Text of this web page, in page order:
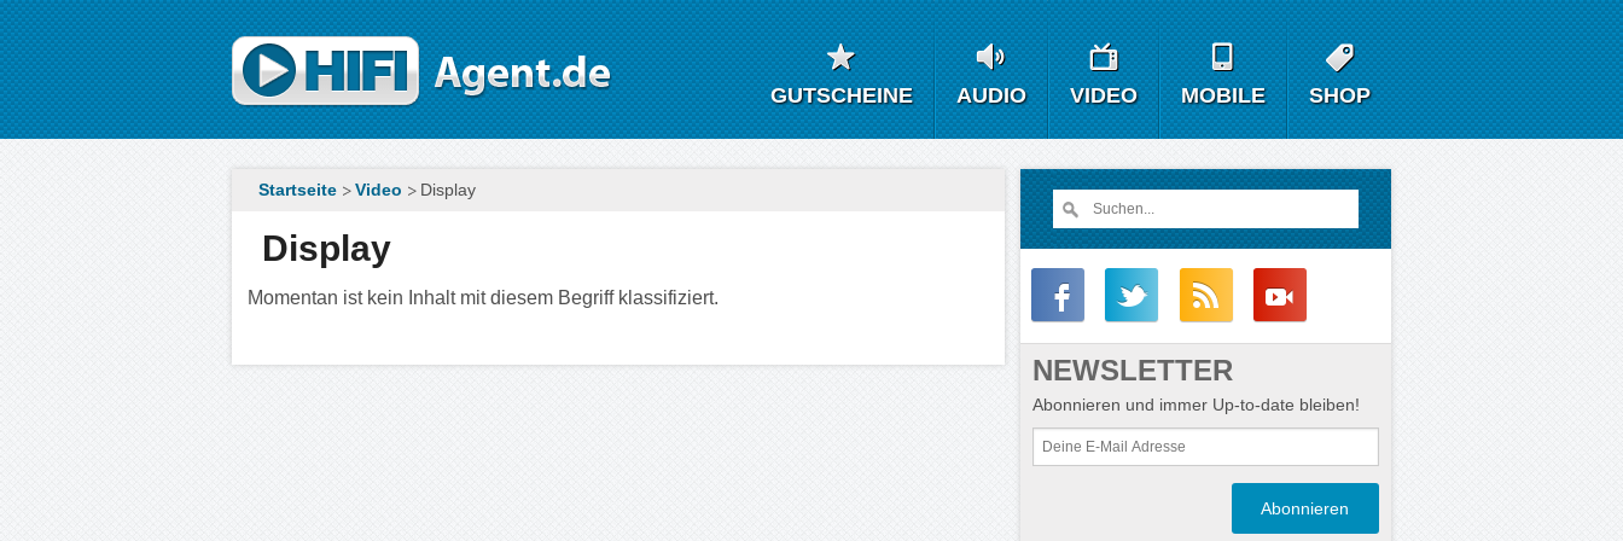
Direkt zum Inhalt
GUTSCHEINE AUDIO VIDEO MOBILE SHOP
Startseite Video Display
Display
Momentan ist kein Inhalt mit diesem Begriff klassifiziert.
NEWSLETTER
Abonnieren und immer Up-to-date bleiben!